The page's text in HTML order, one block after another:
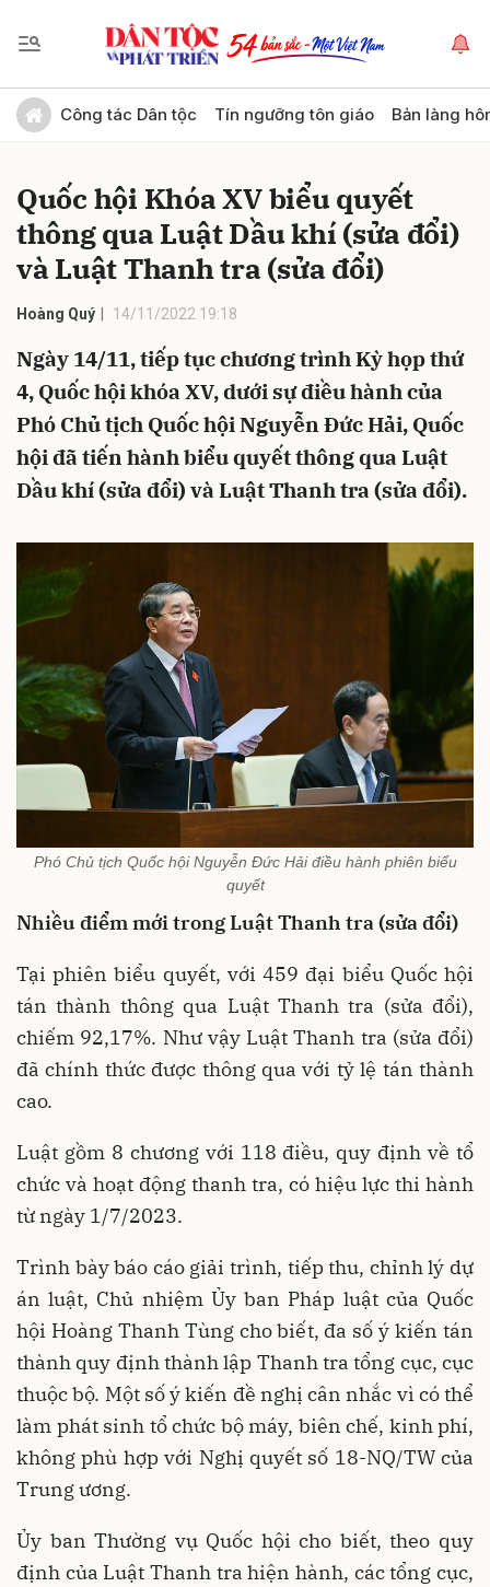
Công tác Dân tộc Tín ngưỡng tôn giáo Bản làng
Quốc hội Khóa XV biểu quyết
thông qua Luật Dầu khí (sửa đổi)
và Luật Thanh tra (sửa đổi)
Hoàng Quý 14/11/2022 19:18
Ngày 14/11, tiếp tục chương trình Kỳ họp thứ
4, Quốc hội khóa XV, dưới sự điều hành của
Phó Chủ tịch Quốc hội Nguyễn Đức Hải, Quốc
hội đã tiến hành biểu quyết thông qua Luật
Dầu khí (sửa đổi) và Luật Thanh tra (sửa đổi).
Phó Chủ tịch Quốc hội Nguyễn Đức Hải điều hành phiên biểu
quyết
Nhiều điểm mới trong Luật Thanh tra (sửa đổi)
Tại phiên biểu quyết, với 459 đại biểu Quốc hội
tán thành thông qua Luật Thanh tra (sửa đổi),
chiếm 92,17%. Như vậy Luật Thanh tra (sửa đổi)
đã chính thức được thông qua với tỷ lệ tán thành
cao.
Luật gồm 8 chương với 118 điều, quy định về tổ
chức và hoạt động thanh tra, có hiệu lực thi hành
từ ngày 1/7/2023.
Trình bày báo cáo giải trình, tiếp thu, chỉnh lý dự
án luật, Chủ nhiệm Ủy ban Pháp luật của Quốc
hội Hoàng Thanh Tùng cho biết, đa số ý kiến tán
thành quy định thành lập Thanh tra tổng cục, cục
thuộc bộ. Một số ý kiến đề nghị cân nhắc vì có thể
làm phát sinh tổ chức bộ máy, biên chế, kinh phí,
không phù hợp với Nghị quyết số 18-NQ/TW của
Trung ương.
Ủy ban Thường vụ Quốc hội cho biết, theo quy
định của Luật Thanh tra hiện hành, các tổng cục,
Gửi bình luận